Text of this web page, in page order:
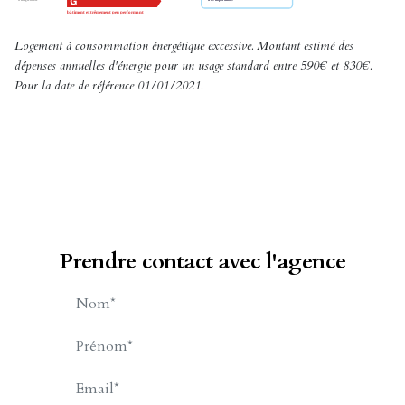
Logement à consommation énergétique excessive. Montant estimé des
dépenses annuelles d'énergie pour un usage standard entre 590€ et 830€.
Pour la date de référence 01/01/2021.
Prendre contact avec l'agence